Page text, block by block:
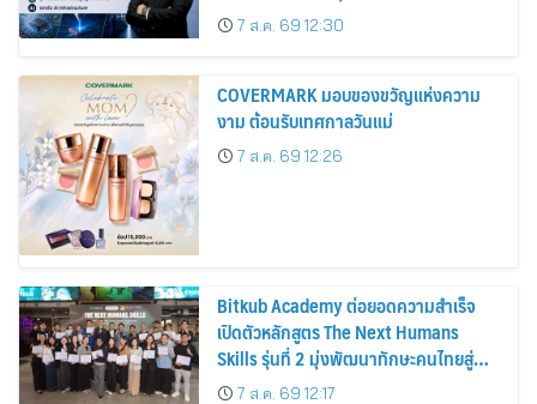
คอนดักเตอร์
7 ส.ค. 69 12:30
COVERMARK มอบของขวัญแห่งความ
งาม ต้อนรับเทศกาลวันแม่
7 ส.ค. 69 12:26
Bitkub Academy ต่อยอดความสำเร็จ
เปิดตัวหลักสูตร The Next Humans
Skills รุ่นที่ 2 มุ่งพัฒนาทักษะคนไทยสู่
การเป็นคนของอนาคต
7 ส.ค. 69 12:17